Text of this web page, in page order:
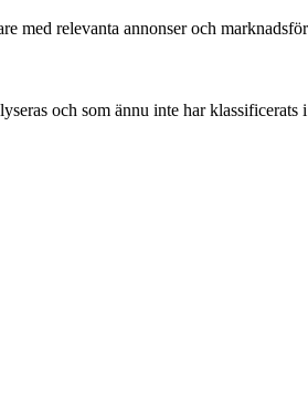
med relevanta annonser och
och som ännu inte har klassificerats